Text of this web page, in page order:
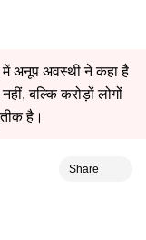
अनूप अवस्थी ने कहा है
बल्कि करोड़ों लोगों
है।
Share